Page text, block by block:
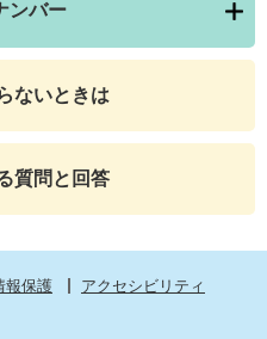
ンバー
ないときは
質問と回答
報保護
アクセシビリティ